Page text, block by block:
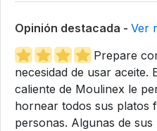
Opinión destacada - Ver
Prepare
necesidad de usar aceite.
caliente de Moulinex le
hornear todos sus platos
personas. Algunas de